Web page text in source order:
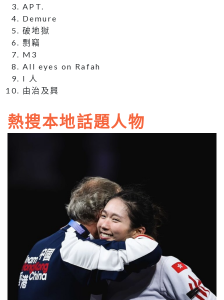
APT.
Demure
破地獄
剽竊
M3
All eyes on Rafah
I 人
由治及興
熱搜本地話題人物